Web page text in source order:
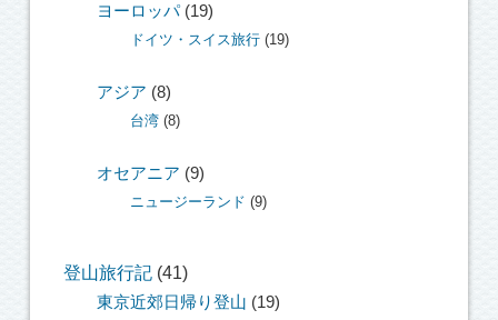
ヨーロッパ(19)
ドイツ・スイス旅行(19)
アジア (8)
台湾(8)
オセアニア (9)
ニュージーランド (9)
登山旅行記(41)
東京近郊日帰り登山 (19)